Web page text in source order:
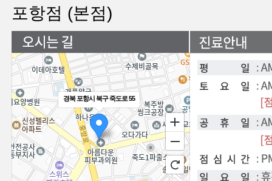
포항점 (본점)
경북 포항시 북구 죽도로 55